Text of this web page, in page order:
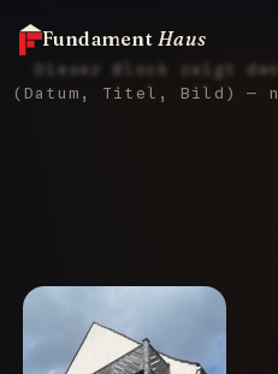
Fundament Haus
Dieser Block zeigt
(Datum, Titel, Bild) —